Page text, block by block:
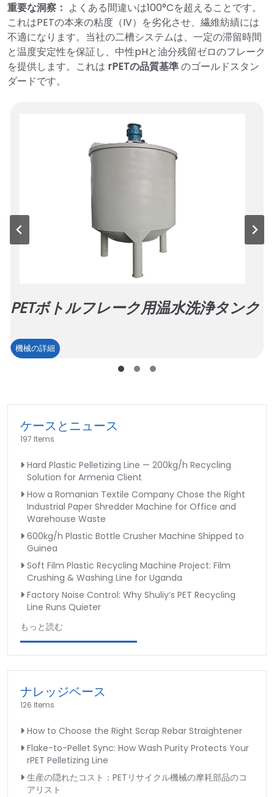
重要な洞察： よくある間違いは100°Cを超えることです。
これはPETの本来の粘度（IV）を劣化させ、繊維紡績には
不適になります。当社の二槽システムは、一定の滞留時間
と温度安定性を保証し、中性pHと油分残留ゼロのフレーク
を提供します。これは rPETの品質基準のゴールドスタン
ダードです。
PETボトルフレーク用温水洗浄タンク
機械の詳細 PET
フ
レ
用
温
水
洗
浄
タ
ン
ク
ケースとニュース
197 Items
Hard Plastic Pelletizing Line — 200kg/h Recycling
Solution for Armenia Client
How a Romanian Textile Company Chose the Right
Industrial Paper Shredder Machine for Office and
Warehouse Waste
600kg/h Plastic Bottle Crusher Machine Shipped to
Guinea
Soft Film Plastic Recycling Machine Project: Film
Crushing & Washing Line for Uganda
Factory Noise Control: Why Shuliy’s PET Recycling
Line Runs Quieter
もっと読む
ナレッジベース
126 Items
How to Choose the Right Scrap Rebar Straightener
Flake-to-Pellet Sync: How Wash Purity Protects Your
rPET Pelletizing Line
生産の隠れたコスト：PETリサイクル機械の摩耗部品のコ
アリスト